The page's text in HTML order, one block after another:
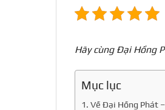
Hãy cùng Đại Hồng
Mục lục
1. Về Đại Hồng Phát